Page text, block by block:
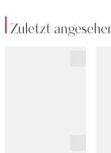
Zuletzt